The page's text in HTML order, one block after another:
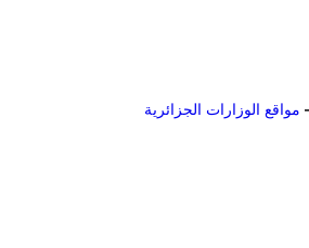
مواقع الوزارات الجزائرية